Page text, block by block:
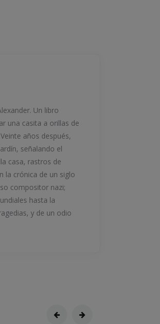
Un libro
una casita a orillas de
años después,
señalando el
casa, rastros de
la crónica de un siglo
compositor nazi;
hasta la
y de un odio